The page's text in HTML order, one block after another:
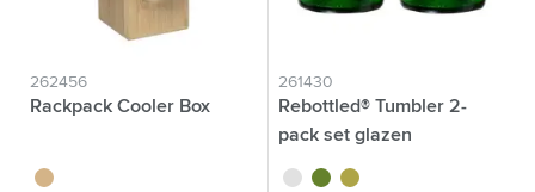
262456
Rackpack Cooler Box
brun bois
261430
Rebottled® Tumbler 2-
pack set glazen
translucide
vert vert olive